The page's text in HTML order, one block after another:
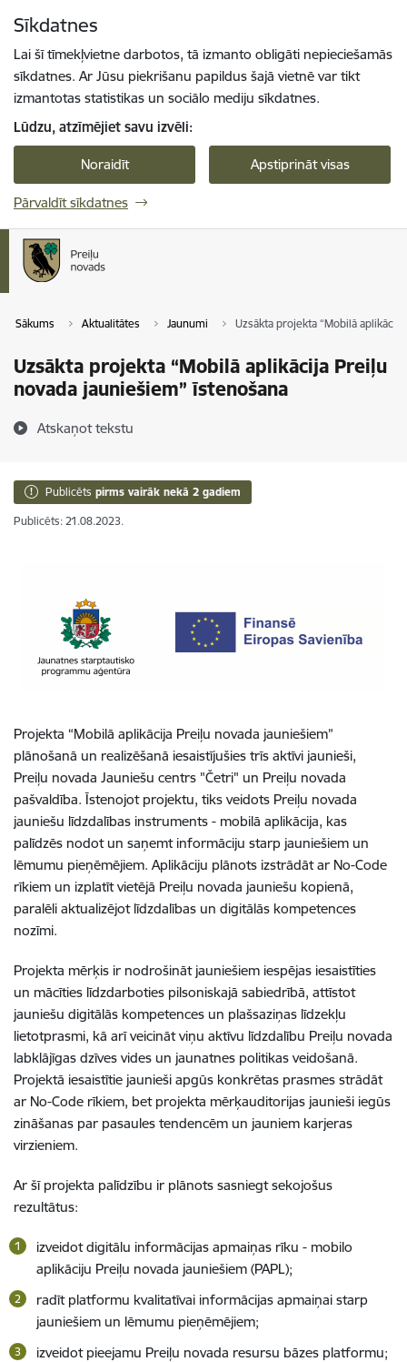
Sīkdatnes
Lai šī tīmekļvietne darbotos, tā izmanto obligāti nepieciešamās
sīkdatnes. Ar Jūsu piekrišanu papildus šajā vietnē var tikt
izmantotas statistikas un sociālo mediju sīkdatnes.
Lūdzu, atzīmējiet savu izvēli:
Noraidīt Apstiprināt visas
Pārvaldīt sīkdatnes
Sākums Aktualitātes Jaunumi Uzsākta projekta “Mobilā
Uzsākta projekta “Mobilā aplikācija Preiļu
novada jauniešiem” īstenošana
Atskaņot tekstu
Publicēts pirms vairāk nekā 2 gadiem
Publicēts: 21.08.2023.
Projekta “Mobilā aplikācija Preiļu novada jauniešiem”
plānošanā un realizēšanā iesaistījušies trīs aktīvi jaunieši,
Preiļu novada Jauniešu centrs "Četri" un Preiļu novada
pašvaldība. Īstenojot projektu, tiks veidots Preiļu novada
jauniešu līdzdalības instruments - mobilā aplikācija, kas
palīdzēs nodot un saņemt informāciju starp jauniešiem un
lēmumu pieņēmējiem. Aplikāciju plānots izstrādāt ar No-Code
rīkiem un izplatīt vietējā Preiļu novada jauniešu kopienā,
paralēli aktualizējot līdzdalības un digitālās kompetences
nozīmi.
Projekta mērķis ir nodrošināt jauniešiem iespējas iesaistīties
un mācīties līdzdarboties pilsoniskajā sabiedrībā, attīstot
jauniešu digitālās kompetences un plašsaziņas līdzekļu
lietotprasmi, kā arī veicināt viņu aktīvu līdzdalību Preiļu novada
labklājīgas dzīves vides un jaunatnes politikas veidošanā.
Projektā iesaistītie jaunieši apgūs konkrētas prasmes strādāt
ar No-Code rīkiem, bet projekta mērķauditorijas jaunieši iegūs
zināšanas par pasaules tendencēm un jauniem karjeras
virzieniem.
Ar šī projekta palīdzību ir plānots sasniegt sekojošus
rezultātus:
izveidot digitālu informācijas apmaiņas rīku - mobilo
aplikāciju Preiļu novada jauniešiem (PAPL);
radīt platformu kvalitatīvai informācijas apmaiņai starp
jauniešiem un lēmumu pieņēmējiem;
izveidot pieejamu Preiļu novada resursu bāzes platformu;